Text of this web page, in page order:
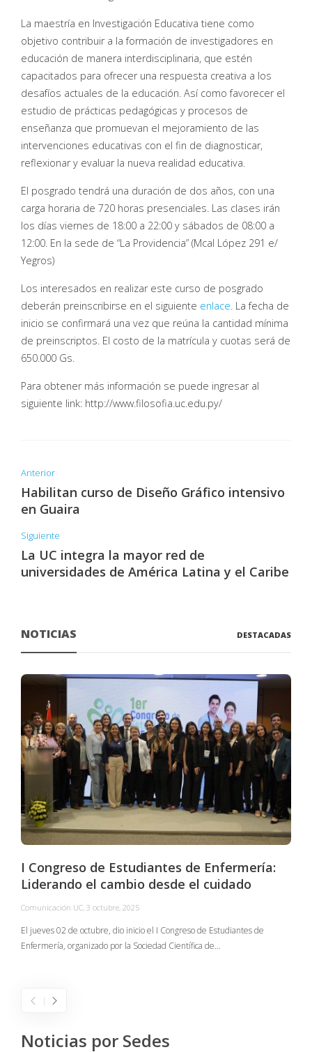
La maestría en Investigación Educativa tiene como
objetivo contribuir a la formación de investigadores en
educación de manera interdisciplinaria, que estén
capacitados para ofrecer una respuesta creativa a los
desafíos actuales de la educación. Así como favorecer el
estudio de prácticas pedagógicas y procesos de
enseñanza que promuevan el mejoramiento de las
intervenciones educativas con el fin de diagnosticar,
reflexionar y evaluar la nueva realidad educativa.
El posgrado tendrá una duración de dos años, con una
carga horaria de 720 horas presenciales. Las clases irán
los días viernes de 18:00 a 22:00 y sábados de 08:00 a
12:00. En la sede de “La Providencia” (Mcal López 291 e/
Yegros)
Los interesados en realizar este curso de posgrado
deberán preinscribirse en el siguiente enlace. La fecha de
inicio se confirmará una vez que reúna la cantidad mínima
de preinscriptos. El costo de la matrícula y cuotas será de
650.000 Gs.
Para obtener más información se puede ingresar al
siguiente link: http://www.filosofia.uc.edu.py/
Anterior
Habilitan curso de Diseño Gráfico intensivo
en Guaira
Siguiente
La UC integra la mayor red de
universidades de América Latina y el Caribe
NOTICIAS DESTACADAS
I Congreso de Estudiantes de Enfermería:
Liderando el cambio desde el cuidado
Comunicación UC, 3 octubre, 2025
El jueves 02 de octubre, dio inicio el I Congreso de Estudiantes de
Enfermería, organizado por la Sociedad Científica de…
Noticias por Sedes